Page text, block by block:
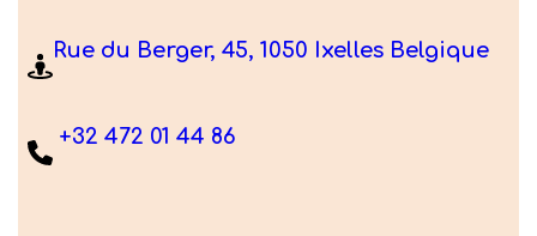
Rue du Berger, 45, 1050 Ixelles Belgique
+32 472 01 44 86